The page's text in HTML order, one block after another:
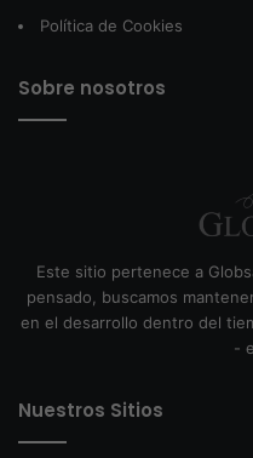
Política de Cookies
Sobre nosotros
Este sitio pertenece a
pensado, buscamos
en el desarrollo dentro del
-
Nuestros Sitios